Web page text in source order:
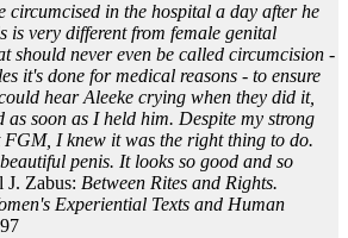
circumcised in the hospital a day after he
is very different from female genital
should never even be called circumcision -
it's done for medical reasons - to ensure
hear Aleeke crying when they did it,
as soon as I held him. Despite my strong
FGM, I knew it was the right thing to do.
penis. It looks so good and so
J. Zabus: Between Rites and Rights.
Experiential Texts and Human